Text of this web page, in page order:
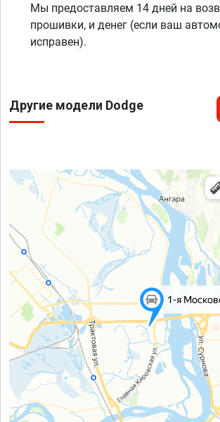
Мы предоставляем 14 дней на
прошивки, и денег (если ваш
исправен).
Другие модели Dodge